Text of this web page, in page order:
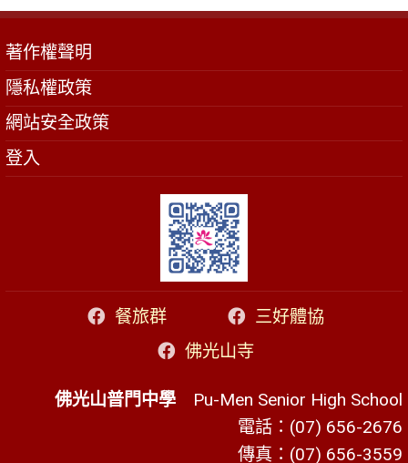
著作權聲明
隱私權政策
網站安全政策
登入
餐旅群
三好體協
佛光山寺
佛光山普門中學 Pu-Men Senior High School
電話：(07) 656-2676
傳真：(07) 656-3559